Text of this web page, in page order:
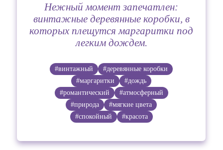
Нежный момент запечатлен:
винтажные деревянные коробки, в
которых плещутся маргаритки под
легким дождем.
#винтажный
#деревянные коробки
#маргаритки
#дождь
#романтический
#атмосферный
#природа
#мягкие цвета
#спокойный
#красота